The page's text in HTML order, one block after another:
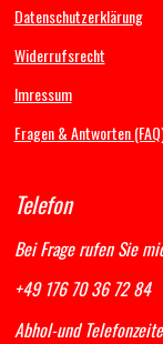
o
r
m
e
Datenschutzerklärung
Widerrufsrecht
Imressum
Fragen & Antworten
Telefon
Bei Frage rufen Sie
+49 176 70 36 72 84
Abhol-und